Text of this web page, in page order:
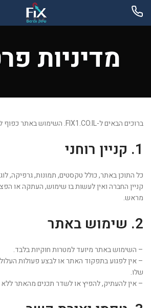
מדיניות
ברוכים הבאים ל-FIX1.CO.IL. השימוש באתר כפוף לתנאים המפורטים להלן.
1. קניין רוחני
כל התוכן באתר, כולל טקסטים, תמונות, גרפיקה,
קניין החברה ואין לעשות בו שימוש, העתקה או
מראש.
2. שימוש באתר
– השימוש באתר מיועד למטרות חוקיות בלבד.
– אין לפגוע בתפקוד האתר או לבצע פעולות
שלו.
– אין להעתיק, להפיץ או לשדר תכנים מהאתר